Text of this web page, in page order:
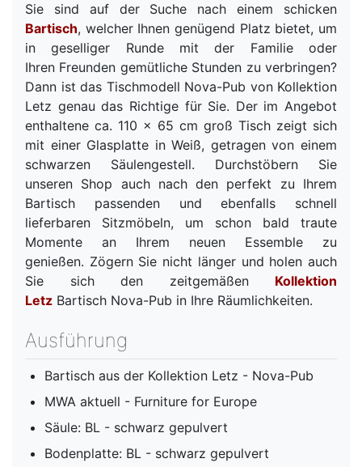
Sie sind auf der Suche nach einem schicken
Bartisch, welcher Ihnen genügend Platz bietet, um
in geselliger Runde mit der Familie oder
Ihren Freunden gemütliche Stunden zu verbringen?
Dann ist das Tischmodell Nova-Pub von Kollektion
Letz genau das Richtige für Sie. Der im Angebot
enthaltene ca. 110 x 65 cm groß Tisch zeigt sich
mit einer Glasplatte in Weiß, getragen von einem
schwarzen Säulengestell. Durchstöbern Sie
unseren Shop auch nach den perfekt zu Ihrem
Bartisch passenden und ebenfalls schnell
lieferbaren Sitzmöbeln, um schon bald traute
Momente an Ihrem neuen Essemble zu
genießen. Zögern Sie nicht länger und holen auch
Sie sich den zeitgemäßen Kollektion
Letz Bartisch Nova-Pub in Ihre Räumlichkeiten.
Ausführung
Bartisch aus der Kollektion Letz - Nova-Pub
MWA aktuell - Furniture for Europe
Säule: BL - schwarz gepulvert
Bodenplatte: BL - schwarz gepulvert